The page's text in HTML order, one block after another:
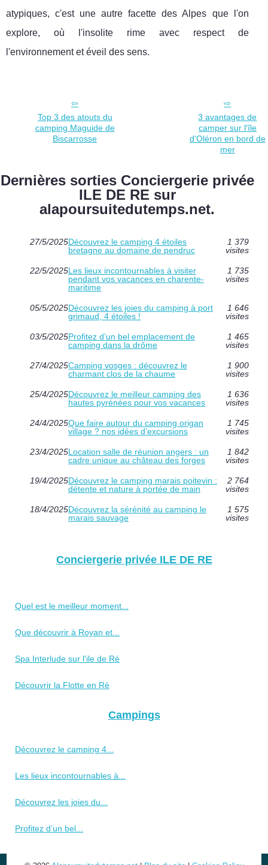
atypiques, c'est une autre facette des Alpes que l'on
explore, où l'insolite rime avec respect de
l'environnement et éveil des sens.
Top 3 des atouts du
camping Maguide de
Biscarrosse
3 avantages de
camper sur l'île
d'Oléron en bord de
mer
Dernières sorties Conciergerie privée
ILE DE RE sur
alapoursuitedutemps.net.
27/5/2025Découvrez le camping 4 étoiles
bretagne au domaine de pendruc
1 379
visites
22/5/2025Les lieux incontournables à visiter
pendant vos vacances en charente-
maritime
1 735
visites
05/5/2025Découvrez les joies du camping à port
grimaud, 4 étoiles !
1 646
visites
03/5/2025Profitez d’un bel emplacement de
camping dans la drôme
1 465
visites
27/4/2025Camping vosges : découvrez le
charmant clos de la chaume
1 900
visites
25/4/2025Découvrez le meilleur camping des
hautes pyrénées pour vos vacances
1 636
visites
24/4/2025Que faire autour du camping origan
village ? nos idées d’excursions
1 745
visites
23/4/2025Location salle de réunion angers : un
cadre unique au château des forges
1 842
visites
19/4/2025Découvrez le camping marais poitevin :
détente et nature à portée de main
2 764
visites
18/4/2025Découvrez la sérénité au camping le
marais sauvage
1 575
visites
Conciergerie privée ILE DE RE
Quel est le meilleur moment...
Que découvrir à Royan et...
Spa Interlude sur l'ile de Ré
Découvrir la Flotte en Ré
Campings
Découvrez le camping 4...
Les lieux incontournables à...
Découvrez les joies du...
Profitez d’un bel...